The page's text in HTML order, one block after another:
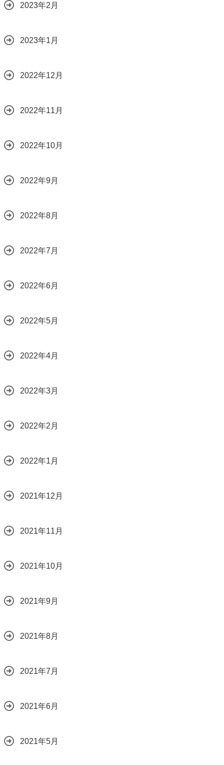
2023年2月
2023年1月
2022年12月
2022年11月
2022年10月
2022年9月
2022年8月
2022年7月
2022年6月
2022年5月
2022年4月
2022年3月
2022年2月
2022年1月
2021年12月
2021年11月
2021年10月
2021年9月
2021年8月
2021年7月
2021年6月
2021年5月